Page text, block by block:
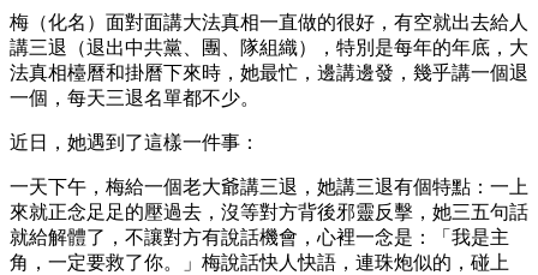
梅（化名）面對面講大法真相一直做的很好，有空就出去給人
講三退（退出中共黨、團、隊組織），特別是每年的年底，大
法真相檯曆和掛曆下來時，她最忙，邊講邊發，幾乎講一個退
一個，每天三退名單都不少。
近日，她遇到了這樣一件事：
一天下午，梅給一個老大爺講三退，她講三退有個特點：一上
來就正念足足的壓過去，沒等對方背後邪靈反擊，她三五句話
就給解體了，不讓對方有說話機會，心裡一念是：「我是主
角，一定要救了你。」梅說話快人快語，連珠炮似的，碰上